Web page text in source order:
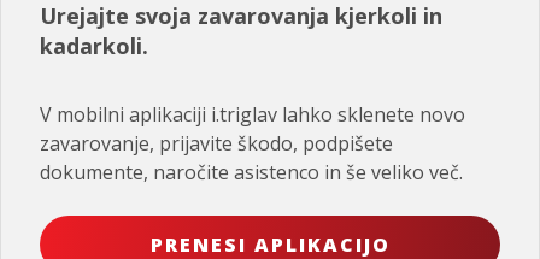
Urejajte svoja zavarovanja kjerkoli in
kadarkoli.
V mobilni aplikaciji i.triglav lahko sklenete novo
zavarovanje, prijavite škodo, podpišete
dokumente, naročite asistenco in še veliko več.
PRENESI APLIKACIJO